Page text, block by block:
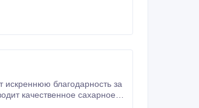
благодарность за